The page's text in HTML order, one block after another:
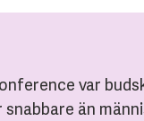
var
än